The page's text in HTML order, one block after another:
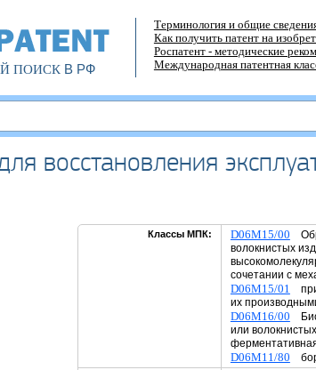
ПОИСКВ РФ
Терминология и общие
Как получить патент на
Роспатент - методические
Международная патентная
восстановления
Классы МПК: D06M15/00
волокнистых
сочетании с
D06M15/01
их
D06M16/00
или
D06M11/80